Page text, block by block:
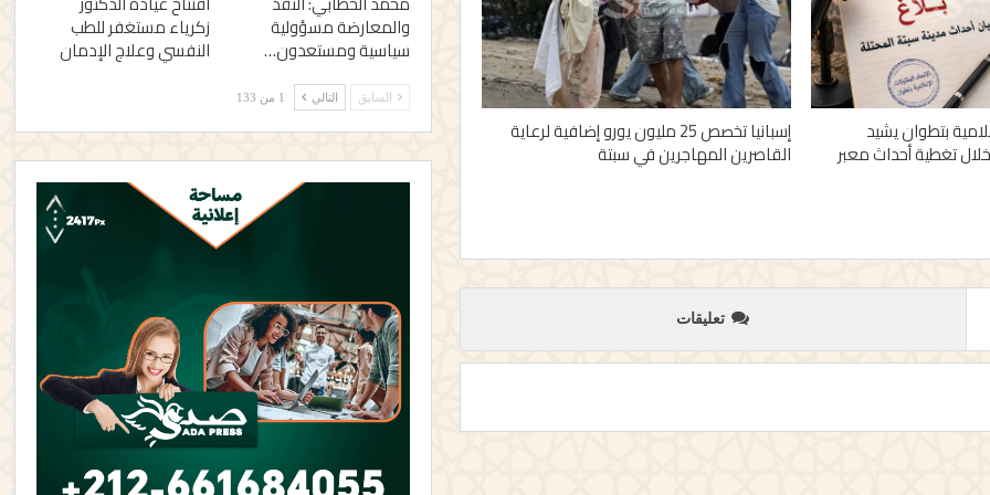
بتطوان يشيد
تغطية أحداث معبر
إسبانيا تخصص 25 مليون يورو إضافية لرعاية
القاصرين المهاجرين في سبتة
تعليقات
والمعارضة مسؤولية
سياسية ومستعدون…
زكرياء مستغفر للطب
النفسي وعلاج الإدمان
السابق التالي 1 من 133